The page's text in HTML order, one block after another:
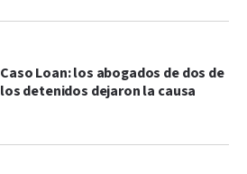
Caso Loan: los abogados de dos de
los detenidos dejaron la causa